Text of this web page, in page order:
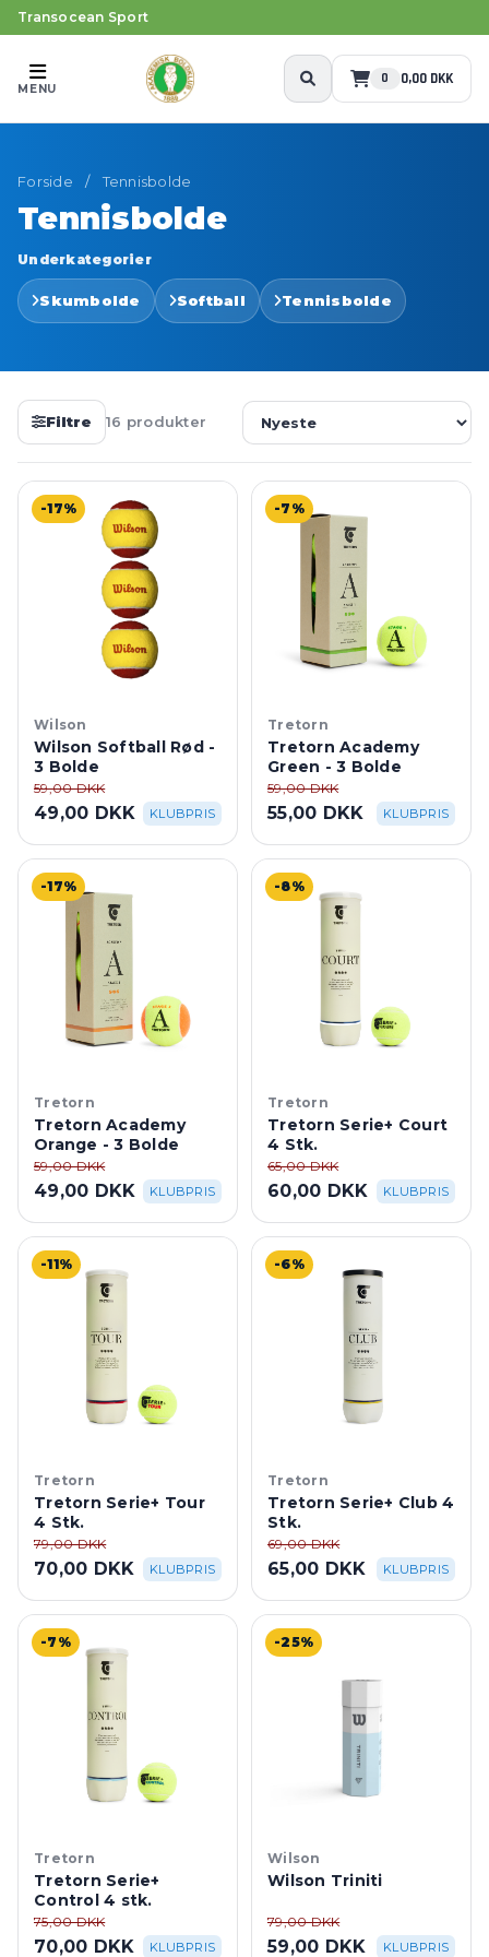
Transocean Sport
MENU
0 0,00 DKK
Forside / Tennisbolde
Tennisbolde
Underkategorier
Skumbolde Softball Tennisbolde
Filtre 16 produkter
-17%
Wilson
Wilson Softball Rød -
3 Bolde
59,00 DKK
49,00 DKK KLUBPRIS
-7%
Tretorn
Tretorn Academy
Green - 3 Bolde
59,00 DKK
55,00 DKK KLUBPRIS
-17%
Tretorn
Tretorn Academy
Orange - 3 Bolde
59,00 DKK
49,00 DKK KLUBPRIS
-8%
Tretorn
Tretorn Serie+ Court
4 Stk.
65,00 DKK
60,00 DKK KLUBPRIS
-11%
Tretorn
Tretorn Serie+ Tour
4 Stk.
79,00 DKK
70,00 DKK KLUBPRIS
-6%
Tretorn
Tretorn Serie+ Club 4
Stk.
69,00 DKK
65,00 DKK KLUBPRIS
-7%
Tretorn
Tretorn Serie+
Control 4 stk.
75,00 DKK
70,00 DKK KLUBPRIS
-25%
Wilson
Wilson Triniti
79,00 DKK
59,00 DKK KLUBPRIS